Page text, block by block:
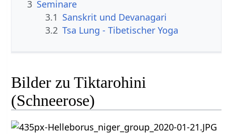
3 Seminare
3.1 Sanskrit und Devanagari
3.2 Tsa Lung - Tibetischer Yoga
Bilder zu Tiktarohini
(Schneerose)